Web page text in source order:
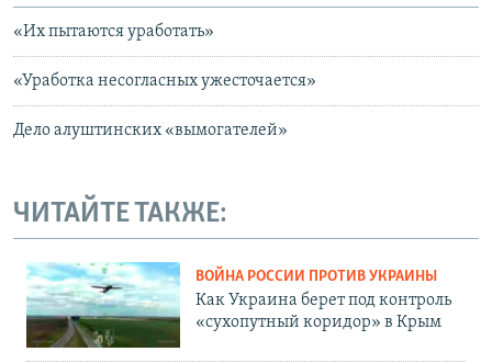
«Их пытаются уработать»
«Уработка несогласных ужесточается»
Дело алуштинских «вымогателей»
ЧИТАЙТЕ ТАКЖЕ:
ВОЙНА РОССИИ ПРОТИВ УКРАИНЫ
Как Украина берет под контроль
«сухопутный коридор» в Крым